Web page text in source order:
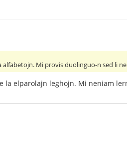
alfabetojn. Mi provis duolinguo-n sed li
la elparolajn leghojn. Mi neniam